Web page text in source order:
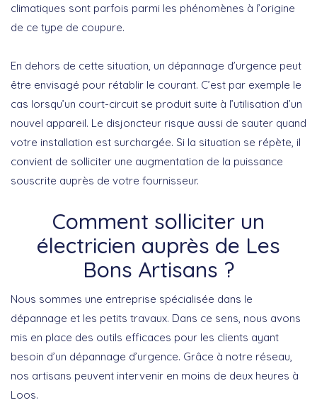
climatiques sont parfois parmi les phénomènes à l’origine
de ce type de coupure.
En dehors de cette situation, un dépannage d’urgence peut
être envisagé pour rétablir le courant. C’est par exemple le
cas lorsqu’un court-circuit se produit suite à l’utilisation d’un
nouvel appareil. Le disjoncteur risque aussi de sauter quand
votre installation est surchargée. Si la situation se répète, il
convient de solliciter une augmentation de la puissance
souscrite auprès de votre fournisseur.
Comment solliciter un
électricien auprès de Les
Bons Artisans ?
Nous sommes une entreprise spécialisée dans le
dépannage et les petits travaux. Dans ce sens, nous avons
mis en place des outils efficaces pour les clients ayant
besoin d’un dépannage d’urgence. Grâce à notre réseau,
nos artisans peuvent intervenir en moins de deux heures à
Loos.